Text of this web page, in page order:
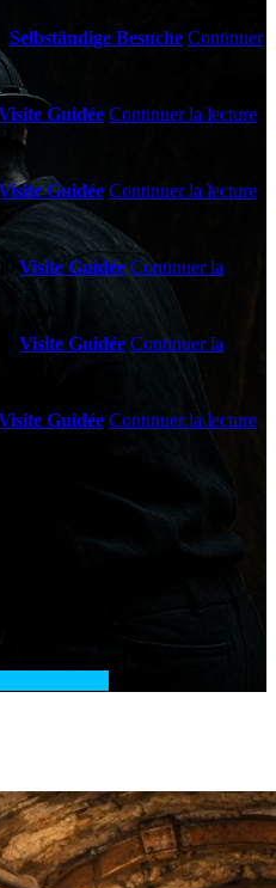
Selbständige Besuche Continuer
Guidée Continuer la lecture
Guidée Continuer la lecture
Visite Guidée Continuer la
Visite Guidée Continuer la
Guidée Continuer la lecture